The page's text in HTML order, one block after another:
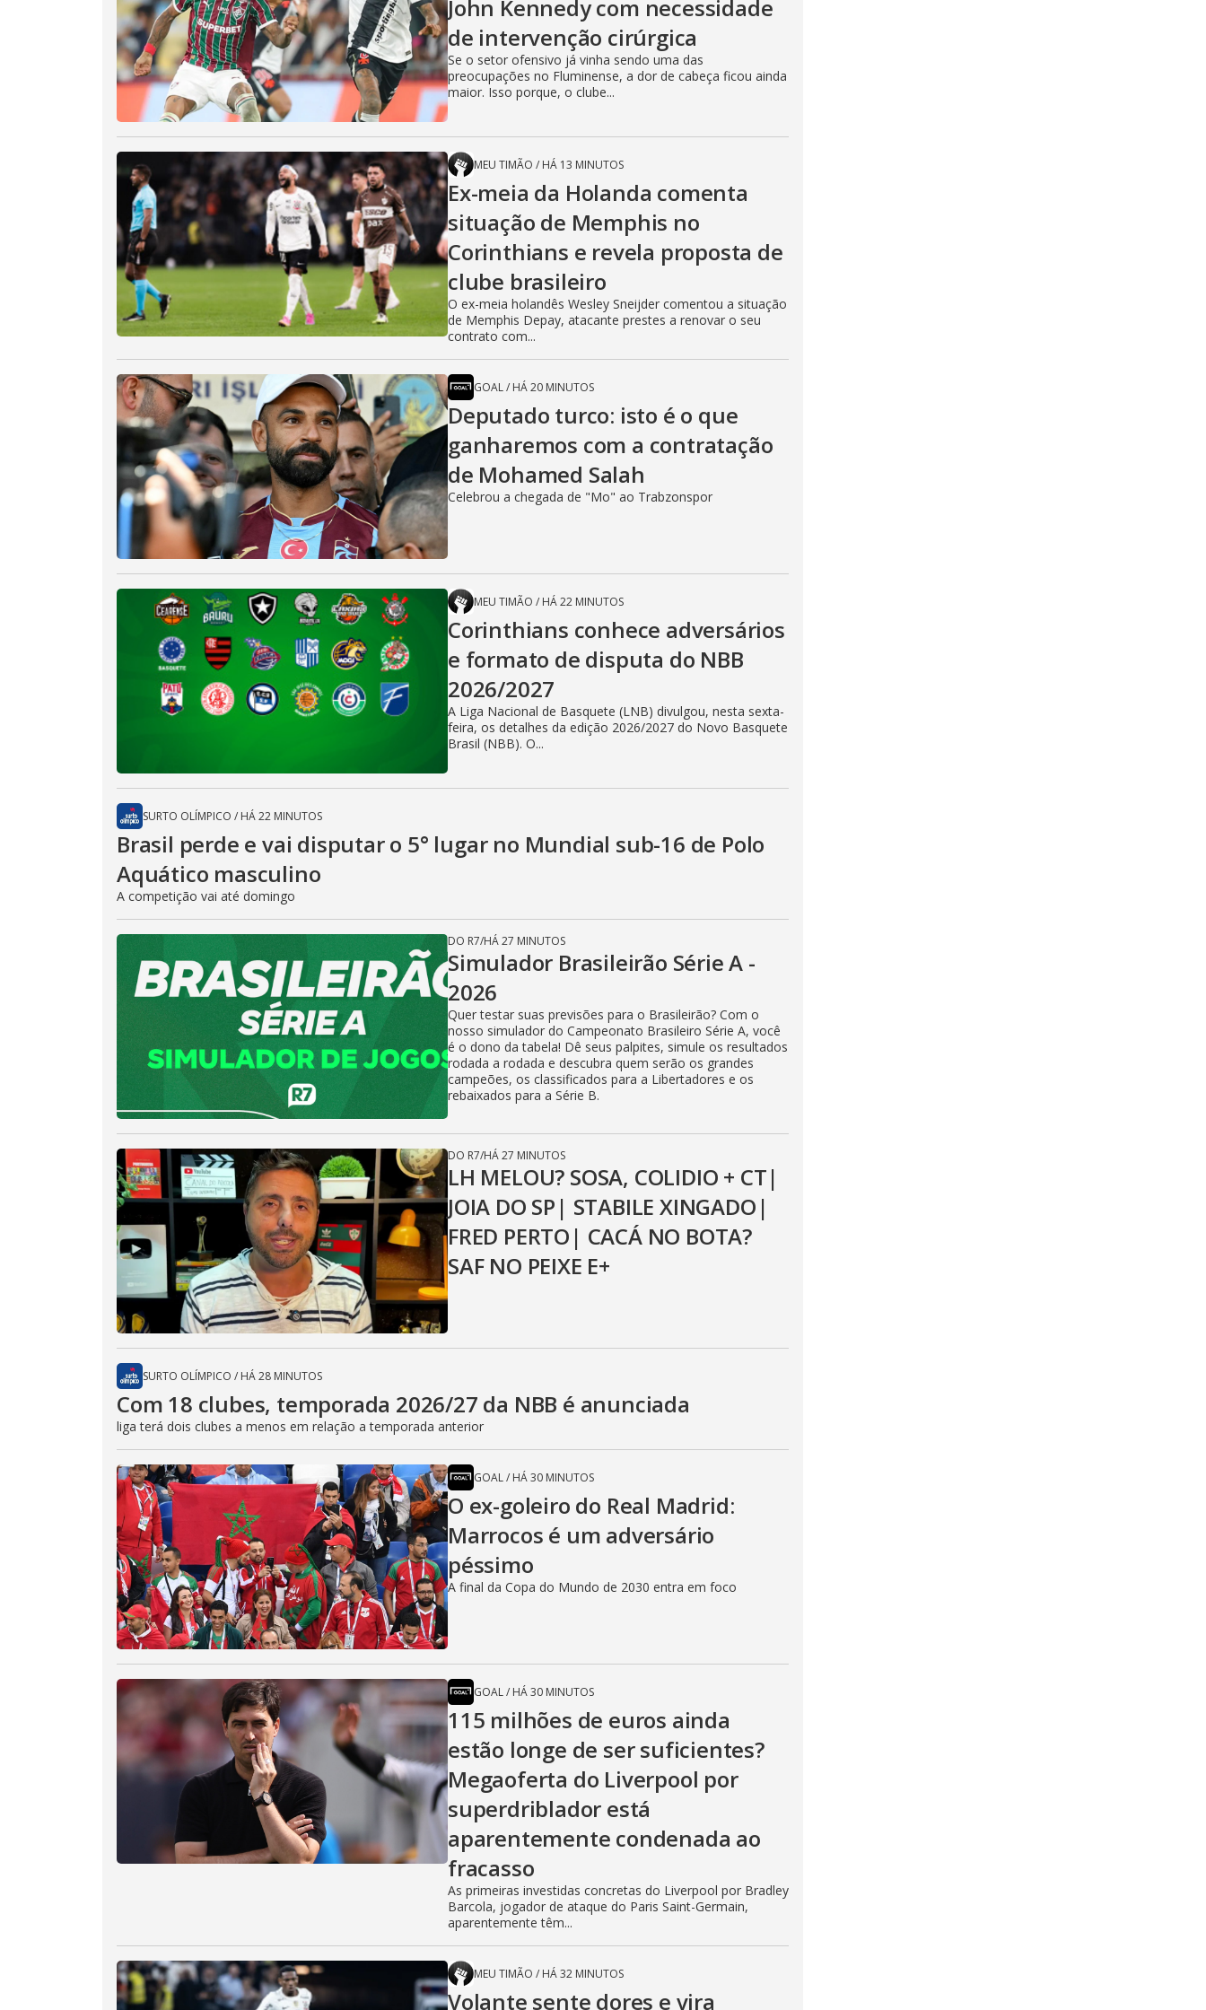
i
d
e
o
John Kennedy com necessidade
de intervenção cirúrgica
Se o setor ofensivo já vinha sendo uma das
preocupações no Fluminense, a dor de cabeça ficou ainda
maior. Isso porque, o clube...
MEU TIMÃO / HÁ 13 MINUTOS
Ex-meia da Holanda comenta
situação de Memphis no
Corinthians e revela proposta de
clube brasileiro
O ex-meia holandês Wesley Sneijder comentou a situação
de Memphis Depay, atacante prestes a renovar o seu
contrato com...
GOAL/ HÁ 20 MINUTOS
Deputado turco: isto é o que
ganharemos com a contratação
de Mohamed Salah
Celebrou a chegada de "Mo" ao Trabzonspor
MEU TIMÃO / HÁ 22 MINUTOS
Corinthians conhece adversários
e formato de disputa do NBB
2026/2027
A Liga Nacional de Basquete (LNB) divulgou, nesta sexta-
feira, os detalhes da edição 2026/2027 do Novo Basquete
Brasil (NBB). O...
SURTO OLÍMPICO / HÁ 22 MINUTOS
Brasil perde e vai disputar o 5° lugar no Mundial sub-16 de Polo
Aquático masculino
A competição vai até domingo
DO R7/HÁ 27 MINUTOS
Simulador Brasileirão Série A -
2026
Quer testar suas previsões para o Brasileirão? Com o
nosso simulador do Campeonato Brasileiro Série A, você
é o dono da tabela! Dê seus palpites, simule os resultados
rodada a rodada e descubra quem serão os grandes
campeões, os classificados para a Libertadores e os
rebaixados para a Série B.
DO R7/HÁ 27 MINUTOS
LH MELOU? SOSA, COLIDIO + CT|
JOIA DO SP| STABILE XINGADO|
FRED PERTO| CACÁ NO BOTA?
SAF NO PEIXE E+
SURTO OLÍMPICO / HÁ 28 MINUTOS
Com 18 clubes, temporada 2026/27 da NBB é anunciada
liga terá dois clubes a menos em relação a temporada anterior
GOAL/ HÁ 30 MINUTOS
O ex-goleiro do Real Madrid:
Marrocos é um adversário
péssimo
A final da Copa do Mundo de 2030 entra em foco
GOAL/ HÁ 30 MINUTOS
115 milhões de euros ainda
estão longe de ser suficientes?
Megaoferta do Liverpool por
superdriblador está
aparentemente condenada ao
fracasso
As primeiras investidas concretas do Liverpool por Bradley
Barcola, jogador de ataque do Paris Saint-Germain,
aparentemente têm...
MEU TIMÃO / HÁ 32 MINUTOS
Volante sente dores e vira